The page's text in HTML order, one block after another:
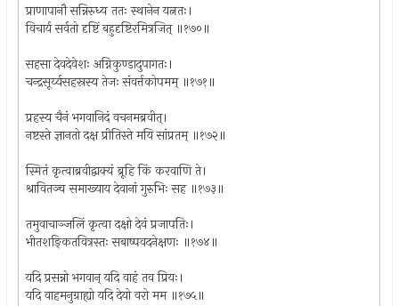
प्राणापानौ सन्निरुध्य ततः स्थानेन यत्नतः।
विचार्य सर्वतो दृष्टिं बहुदृष्टिरमित्रजित् ॥१७०॥
सहसा देवदेवेशः अग्निकुण्डादुपागतः।
चन्द्रसूर्य्यसहस्रस्य तेजः संवर्त्तकोपमम् ॥१७१॥
प्रहस्य चैनं भगवानिदं वचनमब्रवीत्।
नष्टस्ते ज्ञानतो दक्ष प्रीतिस्ते मयि सांप्रतम् ॥१७२॥
स्मितं कृत्वाब्रवीद्वाक्यं ब्रूहि किं करवाणि ते।
श्रावितञ्च समाख्याय देवानां गुरुभिः सह ॥१७३॥
तमुवाचाञ्जलिं कृत्वा दक्षो देवं प्रजापतिः।
भीतशङ्कितवित्रस्तः सबाष्पवदनेक्षणः ॥१७४॥
यदि प्रसन्नो भगवान् यदि वाहं तव प्रियः।
यदि वाहमनुग्राह्यो यदि देयो वरो मम ॥१७५॥